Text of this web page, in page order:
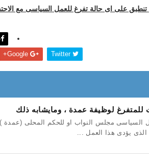
على اى حالة تفرغ للعمل السياسى مع
Twitter
للمتفرغ لوظيفة عمدة ، ومايشابه ذلك
مجلس النواب او للحكم المحلى (عمدة )
يؤدى هذا العمل ...